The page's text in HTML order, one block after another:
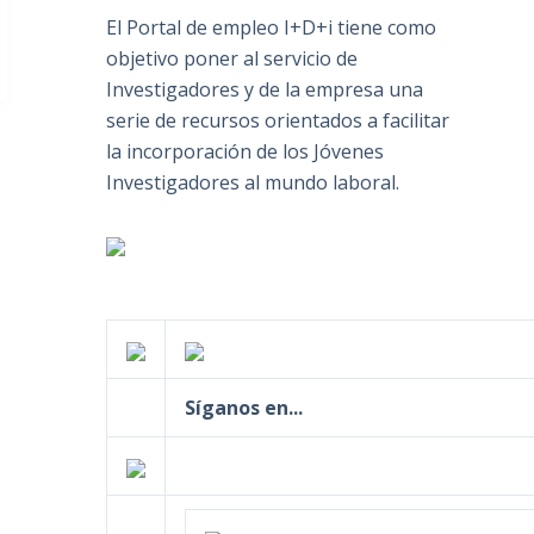
El Portal de empleo I+D+i tiene como
objetivo poner al servicio de
Investigadores y de la empresa una
serie de recursos orientados a facilitar
la incorporación de los Jóvenes
Investigadores al mundo laboral.
Síganos en...